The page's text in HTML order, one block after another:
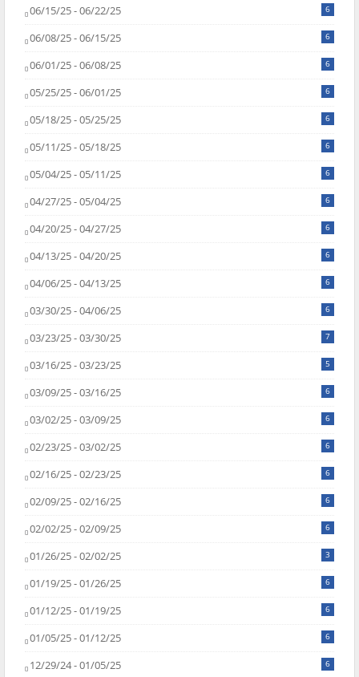
06/15/25 - 06/22/25 6
06/08/25 - 06/15/25 6
06/01/25 - 06/08/25 6
05/25/25 - 06/01/25 6
05/18/25 - 05/25/25 6
05/11/25 - 05/18/25 6
05/04/25 - 05/11/25 6
04/27/25 - 05/04/25 6
04/20/25 - 04/27/25 6
04/13/25 - 04/20/25 6
04/06/25 - 04/13/25 6
03/30/25 - 04/06/25 6
03/23/25 - 03/30/25 7
03/16/25 - 03/23/25 5
03/09/25 - 03/16/25 6
03/02/25 - 03/09/25 6
02/23/25 - 03/02/25 6
02/16/25 - 02/23/25 6
02/09/25 - 02/16/25 6
02/02/25 - 02/09/25 6
01/26/25 - 02/02/25 3
01/19/25 - 01/26/25 6
01/12/25 - 01/19/25 6
01/05/25 - 01/12/25 6
12/29/24 - 01/05/25 6